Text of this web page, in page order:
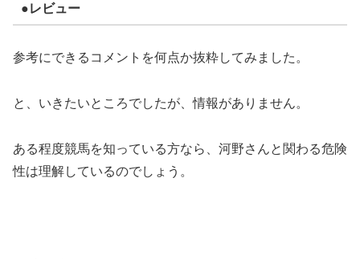
●レビュー
参考にできるコメントを何点か抜粋してみました。
と、いきたいところでしたが、情報がありません。
ある程度競馬を知っている方なら、河野さんと関わる危険
性は理解しているのでしょう。